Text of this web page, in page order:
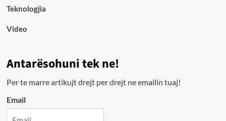
Teknologjia
Video
Antarësohuni tek ne!
Per te marre artikujt drejt per drejt ne emailin tuaj!
Email